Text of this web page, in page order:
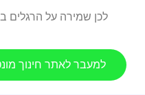
לכן שמירה על הרגלים
למעבר לאתר חינוך